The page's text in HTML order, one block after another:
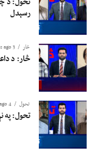
رسېدل
څار 3 days ago
څار: د
تحول 4 days ago
تحول: په